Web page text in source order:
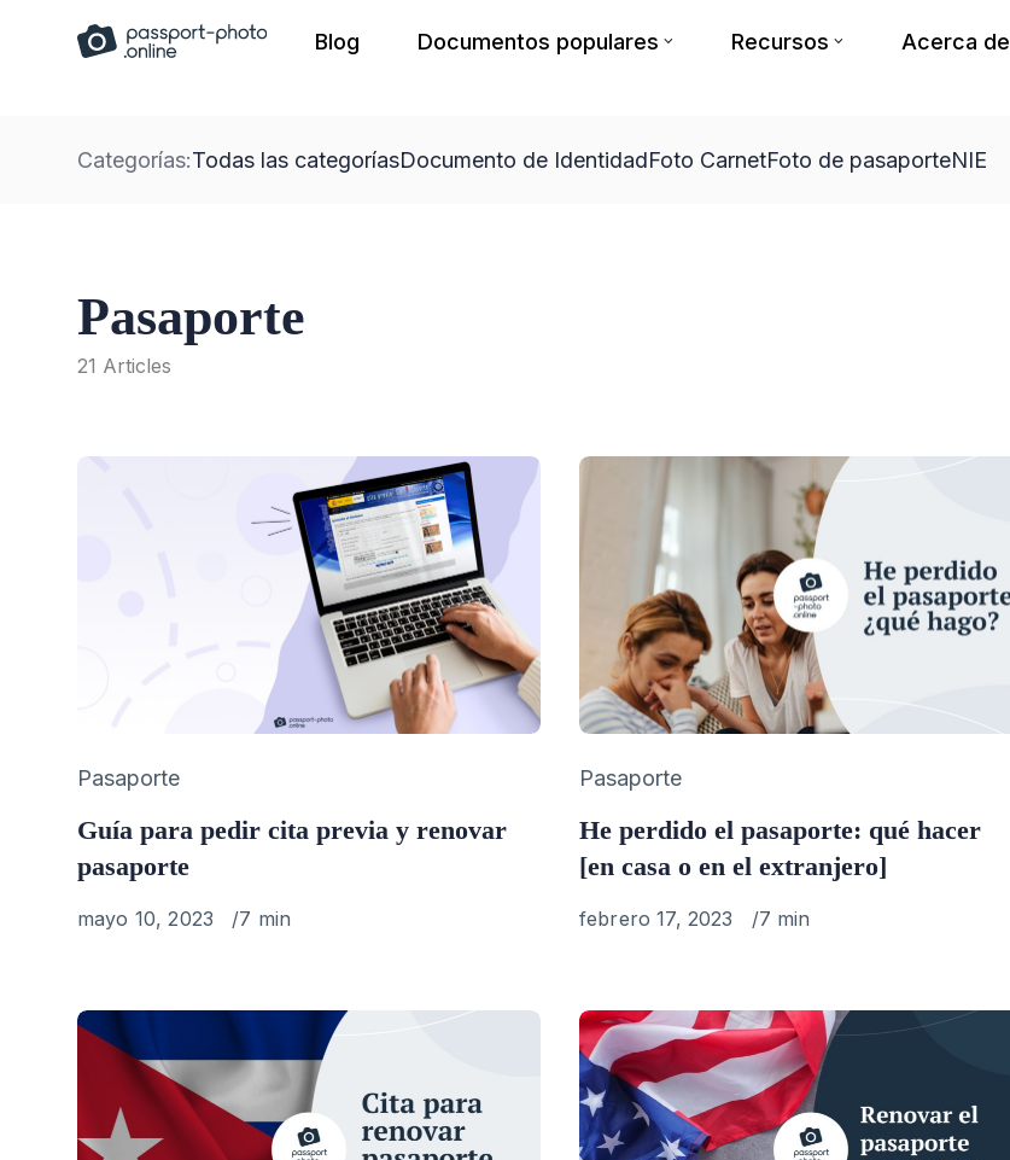
Blog Documentos populares Recursos Acerca de
Categorías:Todas las categoríasDocumento de IdentidadFoto CarnetFoto de pasaporteNIE
Pasaporte
21 Articles
Category
Pasaporte
Guía para pedir cita previa y renovar
pasaporte
Published
mayo 10, 2023 7 min
Category
Pasaporte
He perdido el pasaporte: qué hacer
[en casa o en el extranjero]
Published
febrero 17, 2023 7 min